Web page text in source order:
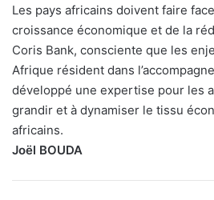
Les pays africains doivent faire
croissance économique et de la
Coris Bank, consciente que les
Afrique résident dans
développé une expertise pour les
grandir et à dynamiser le tissu
africains.
Joël BOUDA